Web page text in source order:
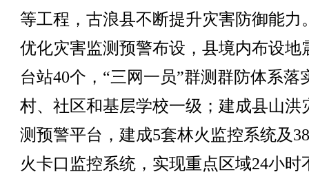
等工程，古浪县不断提升灾害防御能力
优化灾害监测预警布设，县境内布设地
台站40个，“三网一员”群测群防体系落
村、社区和基层学校一级；建成县山洪
测预警平台，建成5套林火监控系统及
火卡口监控系统，实现重点区域24小时